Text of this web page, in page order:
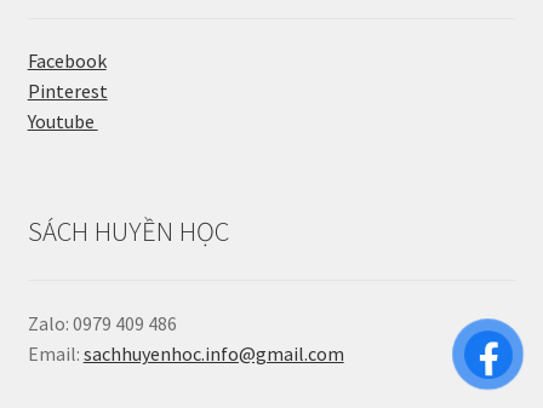
Facebook
Pinterest
Youtube
SÁCH HUYỀN HỌC
Zalo: 0979 409 486
Email: sachhuyenhoc.info@gmail.com